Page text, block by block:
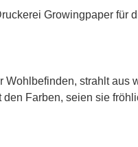
Growingpaper für
Wohlbefinden, strahlt aus
Farben, seien sie